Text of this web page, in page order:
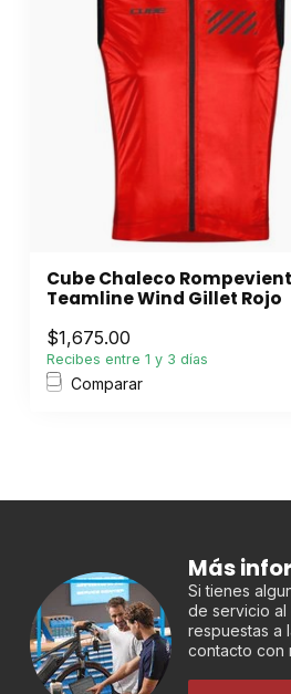
Cube Chaleco
Teamline Wind Gillet Rojo
$1,675.00
Recibes entre 1 y 3 días
Comparar
Más
Si tienes
de servicio al
respuestas a
contacto con